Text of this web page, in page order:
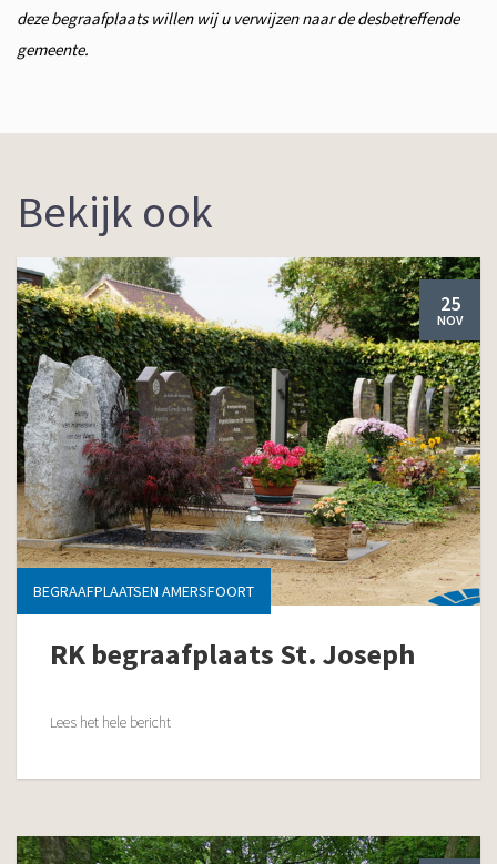
deze begraafplaats willen wij u verwijzen naar de desbetreffende
gemeente.
Bekijk ook
25
NOV
BEGRAAFPLAATSEN AMERSFOORT
RK begraafplaats St. Joseph
Lees het hele bericht